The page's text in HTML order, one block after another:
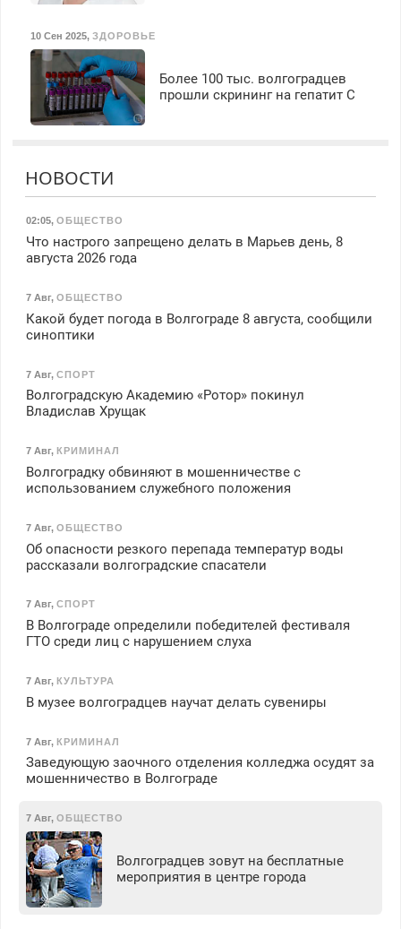
10 Сен 2025, ЗДОРОВЬЕ
Более 100 тыс. волгоградцев
прошли скрининг на гепатит С
НОВОСТИ
02:05, ОБЩЕСТВО
Что настрого запрещено делать в Марьев день, 8
августа 2026 года
7 Авг, ОБЩЕСТВО
Какой будет погода в Волгограде 8 августа, сообщили
синоптики
7 Авг, СПОРТ
Волгоградскую Академию «Ротор» покинул
Владислав Хрущак
7 Авг, КРИМИНАЛ
Волгоградку обвиняют в мошенничестве с
использованием служебного положения
7 Авг, ОБЩЕСТВО
Об опасности резкого перепада температур воды
рассказали волгоградские спасатели
7 Авг, СПОРТ
В Волгограде определили победителей фестиваля
ГТО среди лиц с нарушением слуха
7 Авг, КУЛЬТУРА
В музее волгоградцев научат делать сувениры
7 Авг, КРИМИНАЛ
Заведующую заочного отделения колледжа осудят за
мошенничество в Волгограде
7 Авг, ОБЩЕСТВО
Волгоградцев зовут на бесплатные
мероприятия в центре города